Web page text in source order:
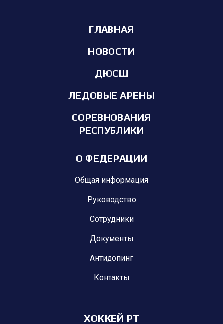
ГЛАВНАЯ
НОВОСТИ
ДЮСШ
ЛЕДОВЫЕ АРЕНЫ
СОРЕВНОВАНИЯ
РЕСПУБЛИКИ
О ФЕДЕРАЦИИ
Общая информация
Руководство
Сотрудники
Документы
Антидопинг
Контакты
ХОККЕЙ РТ